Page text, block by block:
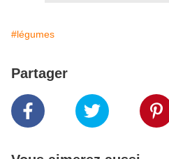
#légumes
Partager